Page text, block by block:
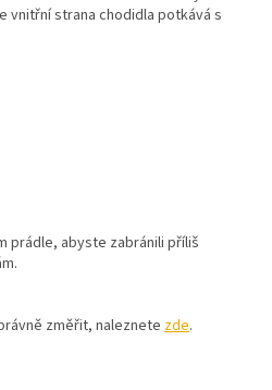
vnitřní strana chodidla potkává s
prádle, abyste zabránili příliš
změřit, naleznete zde.